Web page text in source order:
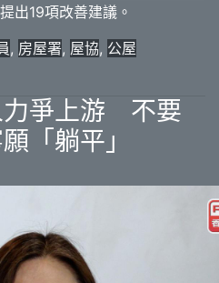
提出19項改善建議。
, 房屋署, 屋協, 公屋
力爭上游 不要
「躺平」